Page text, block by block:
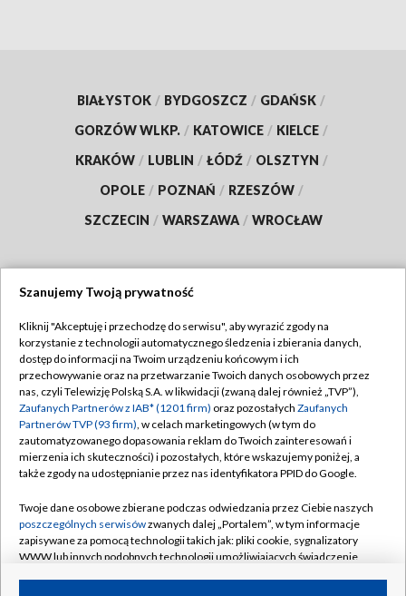
BIAŁYSTOK / BYDGOSZCZ / GDAŃSK /
GORZÓW WLKP. / KATOWICE / KIELCE /
KRAKÓW / LUBLIN / ŁÓDŹ / OLSZTYN /
OPOLE / POZNAŃ / RZESZÓW /
SZCZECIN / WARSZAWA / WROCŁAW
TVP
Abonament TVP
Emisja w TVP
Centrum informacji TVP
Naziemna Telewizja Cyfrowa
Rada Programowa
System NOS
Informacje o nadawcy
Regulamin TVP
Polityka prywatności
Moje zgody
Pomoc
Kontakt
Kanały
Szanujemy Twoją prywatność
Kliknij "Akceptuję i przechodzę do serwisu", aby wyrazić zgody na
korzystanie z technologii automatycznego śledzenia i zbierania danych,
dostęp do informacji na Twoim urządzeniu końcowym i ich
przechowywanie oraz na przetwarzanie Twoich danych osobowych przez
nas, czyli Telewizję Polską S.A. w likwidacji (zwaną dalej również „TVP”),
Zaufanych Partnerów z IAB* (1201 firm) oraz pozostałych Zaufanych
Partnerów TVP (93 firm), w celach marketingowych (w tym do
zautomatyzowanego dopasowania reklam do Twoich zainteresowań i
mierzenia ich skuteczności) i pozostałych, które wskazujemy poniżej, a
także zgody na udostępnianie przez nas identyfikatora PPID do Google.
Twoje dane osobowe zbierane podczas odwiedzania przez Ciebie naszych
poszczególnych serwisówzwanych dalej „Portalem”, w tym informacje
zapisywane za pomocą technologii takich jak: pliki cookie, sygnalizatory
WWW lub innych podobnych technologii umożliwiających świadczenie